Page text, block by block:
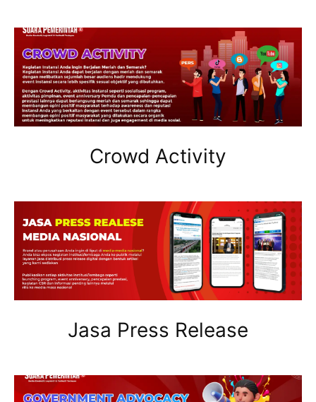
Crowd Activity
Jasa Press Release